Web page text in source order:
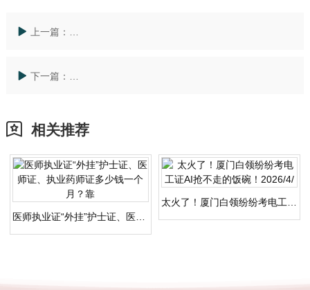
上一篇：
下一篇：
相关推荐
医师执业证“外挂”护士证、医师证、执业药师证多少钱一个月？靠